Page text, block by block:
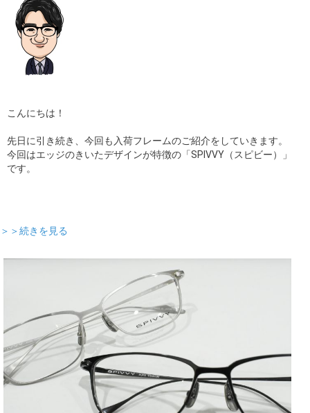
コラム
ブログ
こんにちは！
先日に引き続き、今回も入荷フレームのご紹介をしていきます。
今回はエッジのきいたデザインが特徴の「SPIVVY（スピビー）」
です。
＞＞続きを見る